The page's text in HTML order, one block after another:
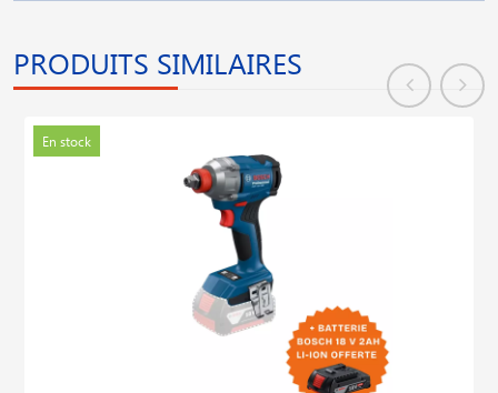
PRODUITS SIMILAIRES
En stock